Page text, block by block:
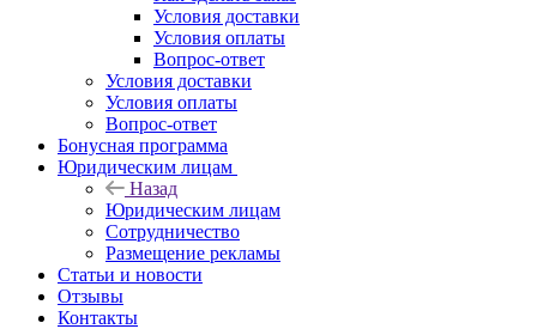
Условия доставки
Условия оплаты
Вопрос-ответ
Условия доставки
Условия оплаты
Вопрос-ответ
Бонусная программа
Юридическим лицам
Назад
Юридическим лицам
Сотрудничество
Размещение рекламы
Статьи и новости
Отзывы
Контакты